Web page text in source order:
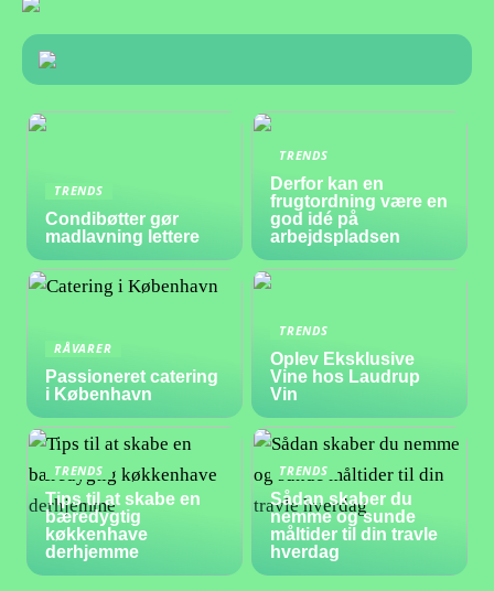
TRENDS
Condibøtter gør
madlavning lettere
TRENDS
Derfor kan en
frugtordning være en
god idé på
arbejdspladsen
RÅVARER
Passioneret catering
i København
TRENDS
Oplev Eksklusive
Vine hos Laudrup
Vin
TRENDS
Tips til at skabe en
bæredygtig
køkkenhave
derhjemme
TRENDS
Sådan skaber du
nemme og sunde
måltider til din travle
hverdag